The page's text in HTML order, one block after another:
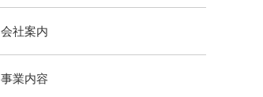
会社案内
事業内容